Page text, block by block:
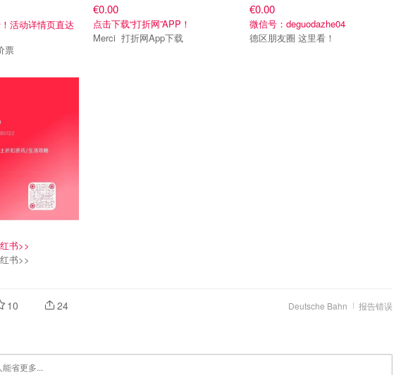
活动详情页直达
票
€0.00
点击下载“打折网”APP！
Merci 打折网App下载
€0.00
微信号：deguodazhe04
德区朋友圈 这里看！
书>>
书>>
报告错误
Deutsche Bahn
10 24